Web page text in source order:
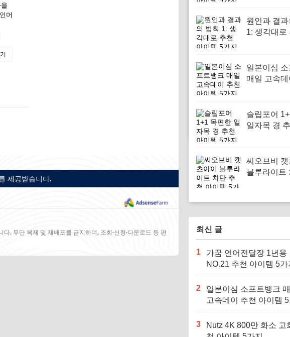
머
제공받습니다.
. 무단 복제 및 재배포를 금지하며, 조회·신청·다운로드 등 편
원인과 결
1: 생각대로
일본이심
매일 고속
슬립포어
일자목 경
씨오브비
블루라이트
최신 글
1
가꿈 언어전달장 1년용
NO.21 추천 아이템 5가
2
일본이심 소프트뱅크
고속데이 추천 아이템
3
Nutz 4K 800만 화소 고